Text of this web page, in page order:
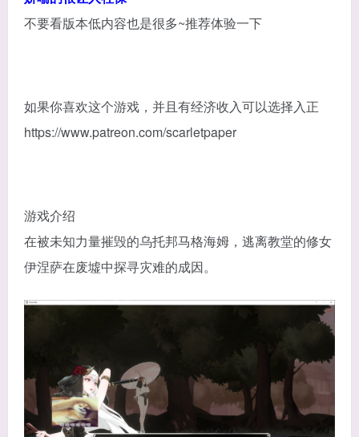
不要看版本低内容也是很多~推荐体验一下
如果你喜欢这个游戏，并且有经济收入可以选择入正
https://www.patreon.com/scarletpaper
游戏介绍
在被未知力量摧毁的乌托邦马格海姆，逃离教堂的修女
伊涅萨在废墟中探寻灾难的成因。